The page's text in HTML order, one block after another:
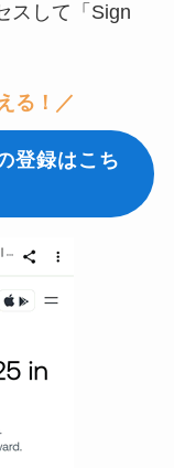
スして「Sign
る！／
登録はこち